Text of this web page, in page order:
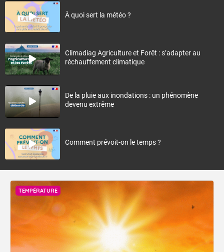
À quoi sert la météo ?
Climadiag Agriculture et Forêt : s’adapter au
réchauffement climatique
De la pluie aux inondations : un phénomène
devenu extrême
Comment prévoit-on le temps ?
TEMPÉRATURE